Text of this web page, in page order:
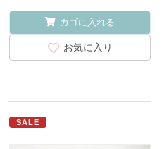
カゴに入れる
お気に入り
SALE